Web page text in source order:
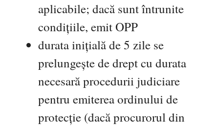
aplicabile; dacă sunt întrunite
condițiile, emit OPP
durata inițială de 5 zile se
prelungește de drept cu durata
necesară procedurii judiciare
pentru emiterea ordinului de
protecție (dacă procurorul din